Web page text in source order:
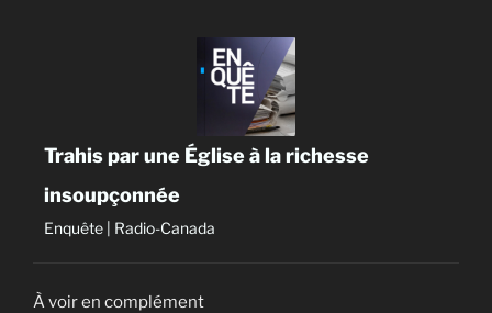
Trahis par une Église à la richesse
insoupçonnée
Enquête | Radio-Canada
À voir en complément